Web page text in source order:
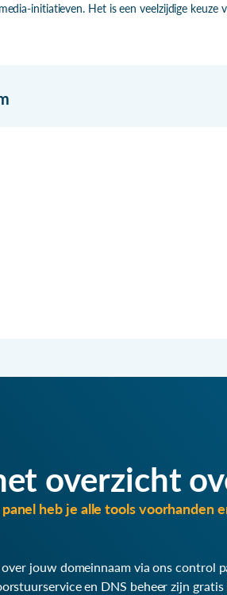
initiatieven. Het is een veelzijdige
overzicht
heb je alle tools voorhanden
jouw domeinnaam via ons control
en DNS beheer zijn gratis